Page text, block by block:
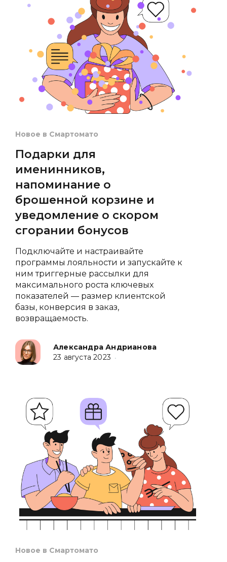
Новое в Смартомато
Подарки для
именинников,
напоминание о
брошенной корзине и
уведомление о скором
сгорании бонусов
Подключайте и настраивайте
программы лояльности и запускайте к
ним триггерные рассылки для
максимального роста ключевых
показателей — размер клиентской
базы, конверсия в заказ,
возвращаемость.
Александра Андрианова
23 августа 2023 •
Новое в Смартомато